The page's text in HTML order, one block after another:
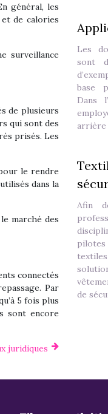
général, les
de calories
surveillance
de plusieurs
qui sont des
prisés. Les
le rendre
dans la
marché des
connectés
Par
5 fois plus
sont encore
juridiques
Les
sont
base
Dans
arrière
Afin
pilotes
de